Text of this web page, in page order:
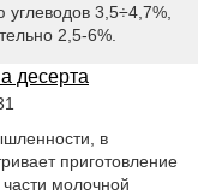
3,5÷4,7%,
2,5-6%.
десерта
в
приготовление
молочной